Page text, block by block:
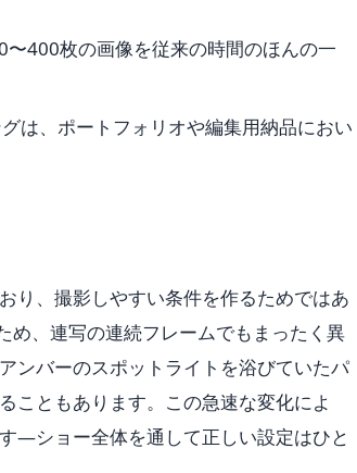
400枚の画像を従来の時間のほんの一
は、ポートフォリオや編集用納品におい
り、撮影しやすい条件を作るためではあ
め、連写の連続フレームでもまったく異
ンバーのスポットライトを浴びていたパ
こともあります。この急速な変化によ
—ショー全体を通して正しい設定はひと